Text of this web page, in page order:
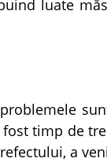
luate
timp de
a